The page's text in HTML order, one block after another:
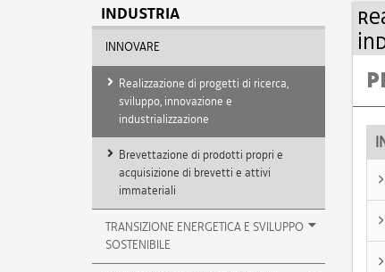
INDUSTRIA
INNOVARE
Realizzazione di progetti di ricerca,
sviluppo, innovazione e
industrializzazione
Brevettazione di prodotti propri e
acquisizione di brevetti e attivi
immateriali
TRANSIZIONE ENERGETICA E SVILUPPO
SOSTENIBILE